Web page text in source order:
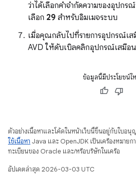
ว่าได้เลือกคำจำกัดความของอุปกร
เลือก 29 สำหรับอิมเมจระบบ
เมื่อคุณกลับไปที่รายการอุปกรณ์เส
AVD ให้ดับเบิลคลิกอุปกรณ์เสมือ
ข้อมูลนี้มีประโยชน์ไ
ตัวอย่างเนื้อหาและโค้ดในหน้าเว็บนี้ขึ้นอยู่กับใบอนุ
ใช้เนื้อหา Java และ OpenJDK เป็นเครื่องหมายก
ทะเบียนของ Oracle และ/หรือบริษัทในเครือ
อัปเดตล่าสุด 2026-03-03 UTC